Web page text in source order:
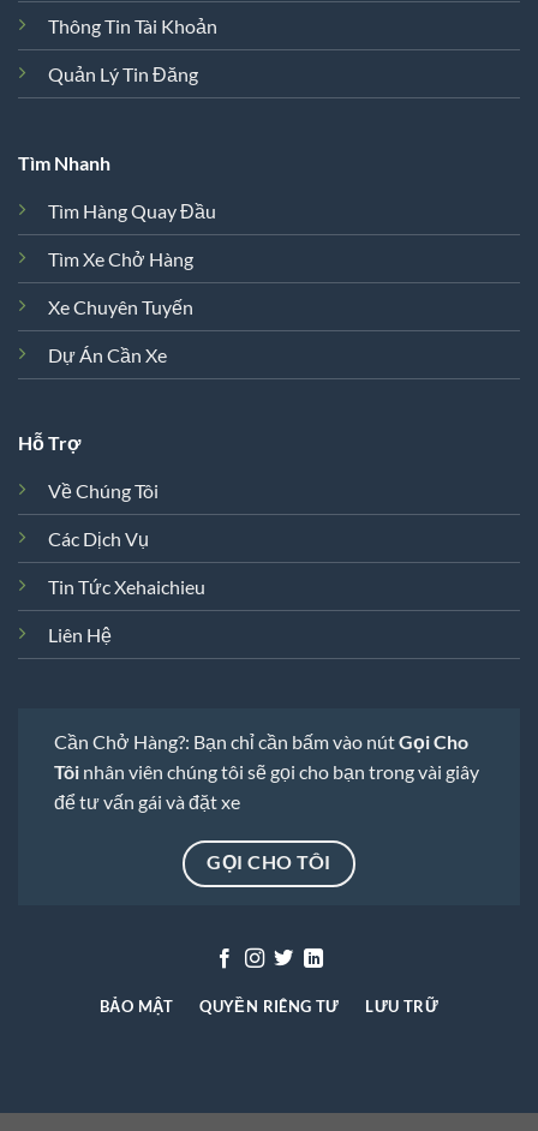
Thông Tin Tài Khoản
Quản Lý Tin Đăng
Tìm Nhanh
Tìm Hàng Quay Đầu
Tìm Xe Chở Hàng
Xe Chuyên Tuyến
Dự Án Cần Xe
Hỗ Trợ
Về Chúng Tôi
Các Dịch Vụ
Tin Tức Xehaichieu
Liên Hệ
Cần Chở Hàng?: Bạn chỉ cần bấm vào nútGọi Cho
Tôi nhân viên chúng tôi sẽ gọi cho bạn trong vài giây
để tư vấn gái và đặt xe
GỌI CHO TÔI
BẢO MẬT QUYỀN RIÊNG TƯ LƯU TRỮ